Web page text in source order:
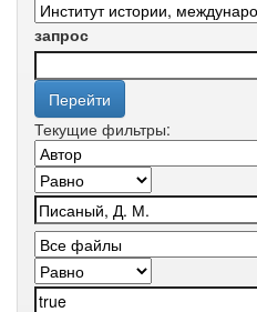
запрос
Текущие фильтры: